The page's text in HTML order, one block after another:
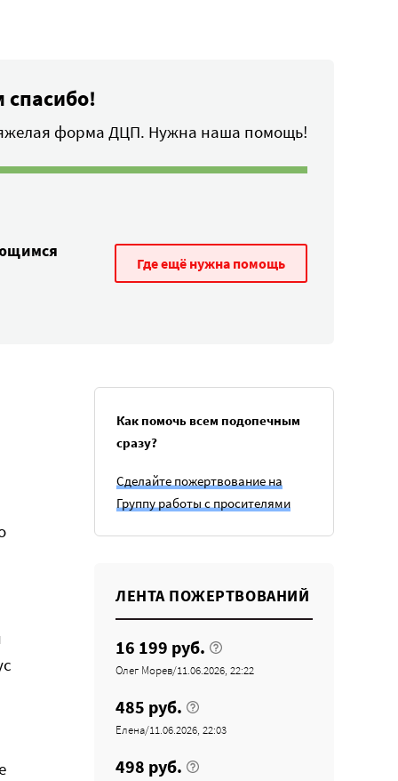
спасибо!
форма ДЦП. Нужна наша помощь!
Где ещё нужна помощь
Как помочь всем подопечным
сразу?
Сделайте пожертвование на
Группу работы с просителями
ЛЕНТА ПОЖЕРТВОВАНИЙ
16 199 руб.
Олег Морев/11.06.2026, 22:22
485 руб.
Елена/11.06.2026, 22:03
498 руб.